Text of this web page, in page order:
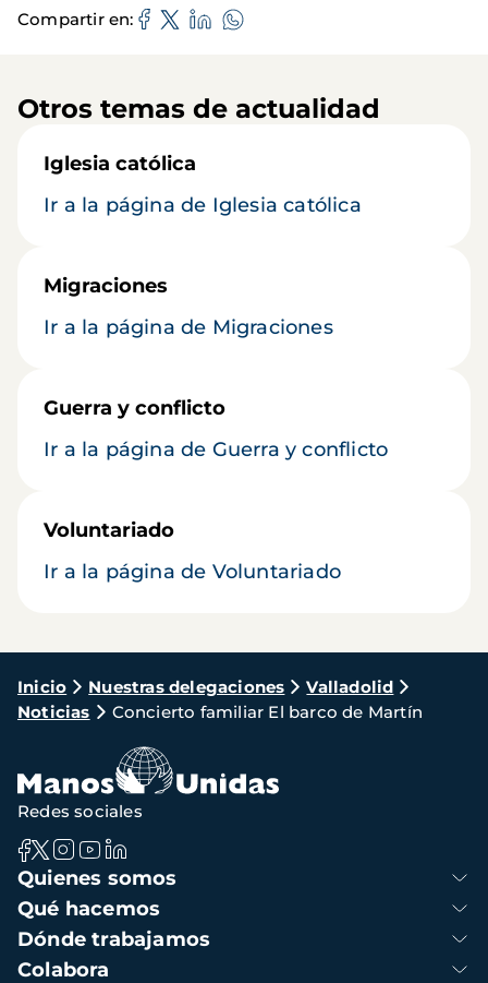
Compartir en
Otros temas de actualidad
Iglesia católica
Ir a la página de Iglesia católica
Migraciones
Ir a la página de Migraciones
Guerra y conflicto
Ir a la página de Guerra y conflicto
Voluntariado
Ir a la página de Voluntariado
Ruta
de
navegación
Inicio Nuestras delegaciones
Valladolid
Noticias
Concierto familiar El barco de Martín
Navegación
principal
Quienes somos
Qué hacemos
Dónde trabajamos
Colabora
Redes sociales